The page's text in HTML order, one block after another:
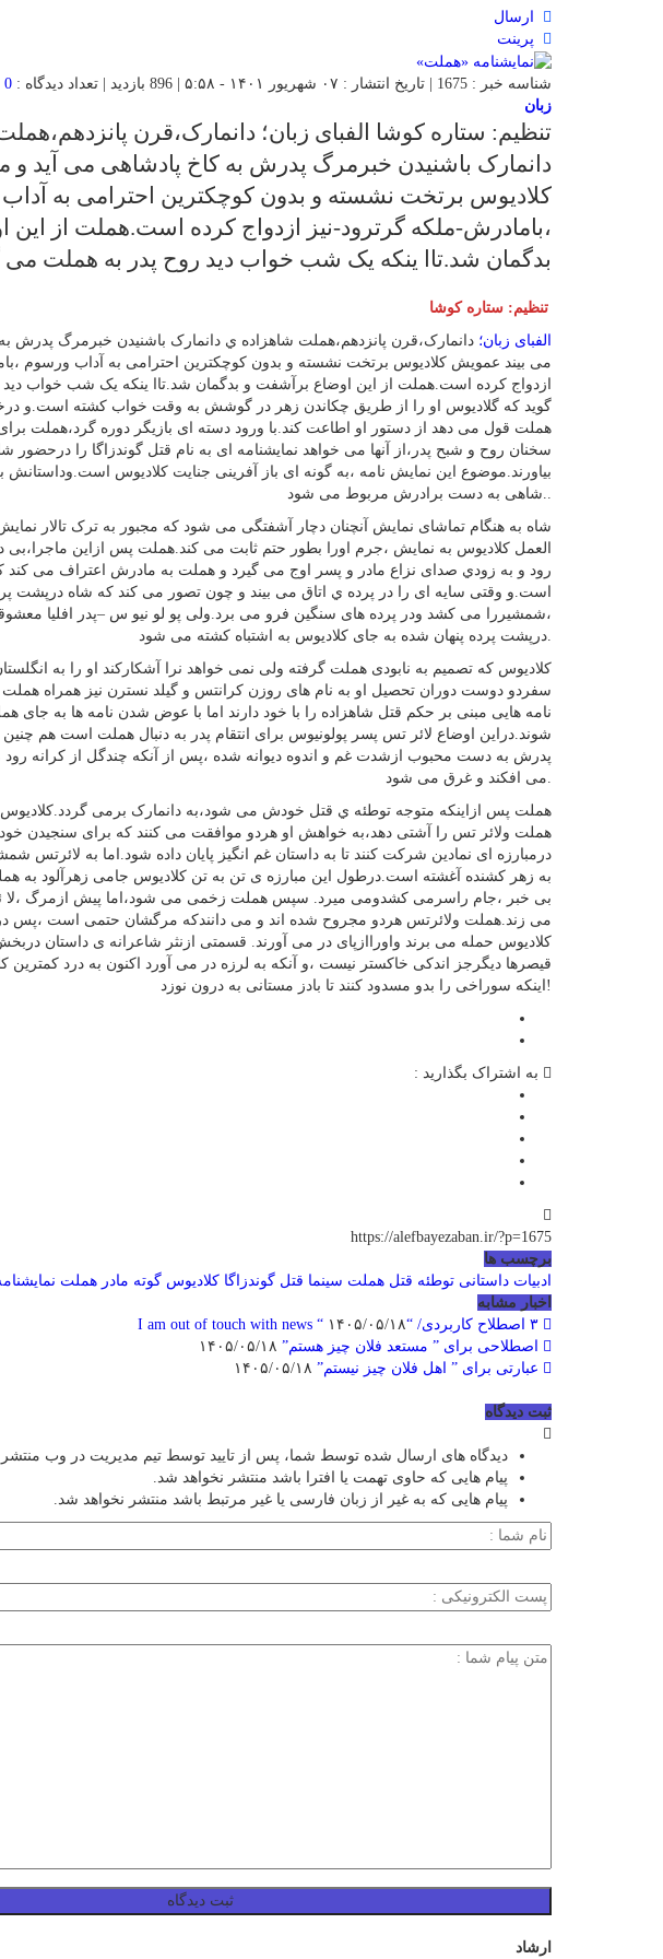
ارسال
پرینت
شناسه خبر : 1675 | تاریخ انتشار : ۰۷ شهریور ۱۴۰۱ - ۵:۵۸ | 896 بازدید | تعداد دیدگاه : 0
زبان
تنظیم: ستاره کوشا الفبای زبان؛ دانمارک،قرن
دانمارک باشنیدن خبرمرگ پدرش به کاخ پادشاهی می آید و
کلادیوس برتخت نشسته و بدون کوچکترین احترامی به
،بامادرش-ملکه گرترود-نیز ازدواج کرده است.هملت از
بدگمان شد.تاا ینکه یک شب خواب دید روح پدر به هملت
تنظیم: ستاره کوشا
الفبای زبان؛ دانمارک،قرن پانزدهم،هملت شاهزاده ي دانمارک باشنیدن خبرمرگ پدرش
می بیند عمویش کلادیوس برتخت نشسته و بدون کوچکترین احترامی به آداب ورسوم
ازدواج کرده است.هملت از این اوضاع برآشفت و بدگمان شد.تاا ینکه یک شب خواب
گوید که گلادیوس او را از طریق چکاندن زهر در گوشش به وقت خواب کشته است.و
هملت قول می دهد از دستور او اطاعت کند.با ورود دسته ای بازیگر دوره گرد،هملت
سخنان روح و شبح پدر،از آنها می خواهد نمایشنامه ای به نام قتل گوندزاگا را درحضور
بیاورند.موضوع این نمایش نامه ،به گونه ای باز آفرینی جنایت کلادیوس
شاه به هنگام تماشای نمایش آنچنان دچار آشفتگی می شود که مجبور به ترک تالار
العمل کلادیوس به نمایش ،جرم اورا بطور حتم ثابت می کند.هملت پس ازاین
رود و به زودي صدای نزاع مادر و پسر اوج می گیرد و هملت به مادرش اعتراف می کند
است.و وقتی سایه ای را در پرده ي اتاق می بیند و چون تصور می کند که شاه درپشت
،شمشیررا می کشد ودر پرده های سنگین فرو می برد.ولی پو لو نیو س –پدر افلیا
كلادیوس که تصمیم به نابودی هملت گرفته ولی نمی خواهد نرا آشکارکند او را به
سفردو دوست دوران تحصیل او به نام های روزن کرانتس و گیلد نسترن نیز همراه هملت
نامه هایی مبنی بر حکم قتل شاهزاده را با خود دارند اما با عوض شدن نامه ها به جای
شوند.دراین اوضاع لائر تس پسر پولونیوس برای انتقام پدر به دنبال هملت است هم
پدرش به دست محبوب ازشدت غم و اندوه دیوانه شده ،پس از آنکه چندگل از کرانه رود
هملت پس ازاینکه متوجه توطئه ي قتل خودش می شود،به دانمارک برمی
هملت ولائر تس را آشتی دهد،به خواهش او هردو موافقت می کنند که برای سنجیدن
درمبارزه ای نمادین شرکت کنند تا به داستان غم انگیز پایان داده شود.اما به لائرتس
به زهر کشنده آغشته است.درطول این مبارزه ی تن به تن کلادیوس جامی زهرآلود به
بی خبر ،جام راسرمی کشدومی میرد. سپس هملت زخمی می شود،اما پیش ازمرگ ،لا
می زند.هملت ولائرتس هردو مجروح شده اند و می دانندکه مرگشان حتمی است ،پس
کلادیوس حمله می برند واوراازپای در می آورند. قسمتی ازنثر شاعرانه ی داستان دربخش
قیصرها دیگرجز اندکی خاکستر نیست ،و آنکه به لرزه در می آورد اکنون به درد کمترین
اینکه سوراخی را بدو مسدود کنند تا بادز مستانی به درون نوزد!
به اشتراک بگذارید :
https://alefbayezaban.ir/?p=1675
برچسب ها
ادبیات داستانی توطئه قتل هملت سینما قتل گوندزاگا کلادیوس گوته مادر هملت
اخبار مشابه
۱۴۰۵/۰۵/۱۸
اصطلاحی برای ” مستعد فلان چیز هستم”
عبارتی برای ” اهل فلان چیز نیستم”
ثبت دیدگاه
دیدگاه های ارسال شده توسط شما، پس از تایید توسط تیم مدیریت در وب منتشر
پیام هایی که حاوی تهمت یا افترا باشد منتشر نخواهد شد.
پیام هایی که به غیر از زبان فارسی یا غیر مرتبط باشد منتشر نخواهد شد.
ارشاد